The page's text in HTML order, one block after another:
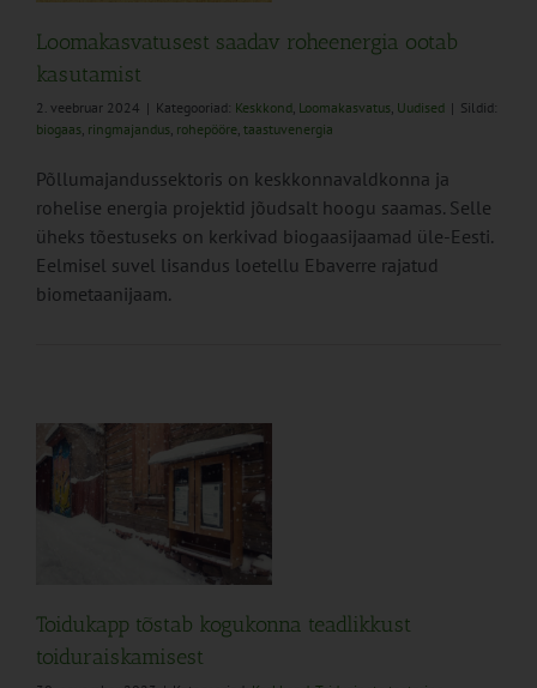
Loomakasvatusest saadav roheenergia ootab
kasutamist
2. veebruar 2024 | Kategooriad: Keskkond, Loomakasvatus, Uudised | Sildid:
biogaas, ringmajandus, rohepööre, taastuvenergia
Põllumajandussektoris on keskkonnavaldkonna ja
rohelise energia projektid jõudsalt hoogu saamas. Selle
üheks tõestuseks on kerkivad biogaasijaamad üle-Eesti.
Eelmisel suvel lisandus loetellu Ebaverre rajatud
biometaanijaam.
Toidukapp tõstab kogukonna teadlikkust
toiduraiskamisest